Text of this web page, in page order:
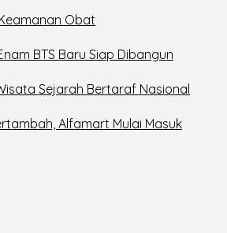
Obat
BTS Baru Siap Dibangun
Sejarah Bertaraf Nasional
Alfamart Mulai Masuk